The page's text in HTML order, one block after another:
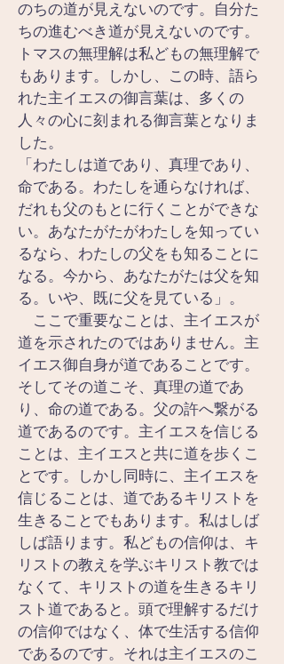
のちの道が見えないのです。自分た
ちの進むべき道が見えないのです。
トマスの無理解は私どもの無理解で
もあります。しかし、この時、語ら
れた主イエスの御言葉は、多くの
人々の心に刻まれる御言葉となりま
した。
「わたしは道であり、真理であり、
命である。わたしを通らなければ、
だれも父のもとに行くことができな
い。あなたがたがわたしを知ってい
るなら、わたしの父をも知ることに
なる。今から、あなたがたは父を知
る。いや、既に父を見ている」。
ここで重要なことは、主イエスが
道を示されたのではありません。主
イエス御自身が道であることです。
そしてその道こそ、真理の道であ
り、命の道である。父の許へ繋がる
道であるのです。主イエスを信じる
ことは、主イエスと共に道を歩くこ
とです。しかし同時に、主イエスを
信じることは、道であるキリストを
生きることでもあります。私はしば
しば語ります。私どもの信仰は、キ
リストの教えを学ぶキリスト教では
なくて、キリストの道を生きるキリ
スト道であると。頭で理解するだけ
の信仰ではなく、体で生活する信仰
であるのです。それは主イエスのこ